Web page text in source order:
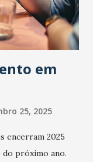
em
25, 2025
encerram 2025
próximo ano.